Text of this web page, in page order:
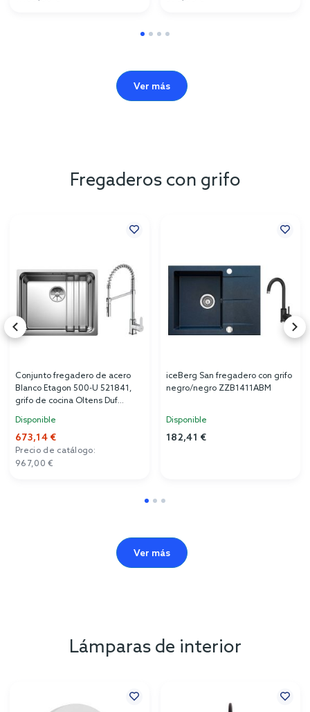
Ver más
Fregaderos con grifo
Conjunto fregadero de acero
Blanco Etagon 500-U 521841,
grifo de cocina Oltens Duf
Disponible
673,14 €
Precio de catálogo:
967,00 €
iceBerg San fregadero con grifo
negro/negro ZZB1411ABM
Disponible
182,41 €
Ver más
Lámparas de interior